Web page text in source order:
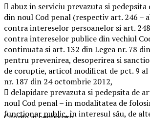
 abuz in serviciu prevazuta si pedepsita
din noul Cod penal (respectiv art. 246 –
contra intereselor persoanelor si art.
contra intereselor publice din vechiul
continuata si art. 132 din Legea nr. 78
pentru prevenirea, desoperirea si
de coruptie, articol modificat de pct. 9 al
nr. 187 din 24 octombrie 2012,
 delapidare prevazuta si pedepsita de
noul Cod penal – in modalitatea de
funcţionar public, în interesul său, de